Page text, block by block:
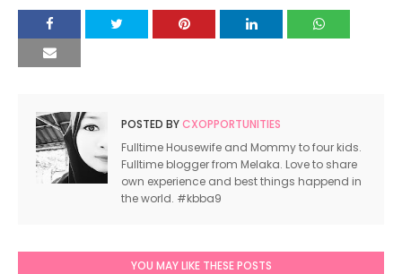
POSTED BYCXOPPORTUNITIES
Fulltime Housewife and Mommy to four kids.
Fulltime blogger from Melaka. Love to share
own experience and best things happend in
the world. #kbba9
YOU MAY LIKE THESE POSTS